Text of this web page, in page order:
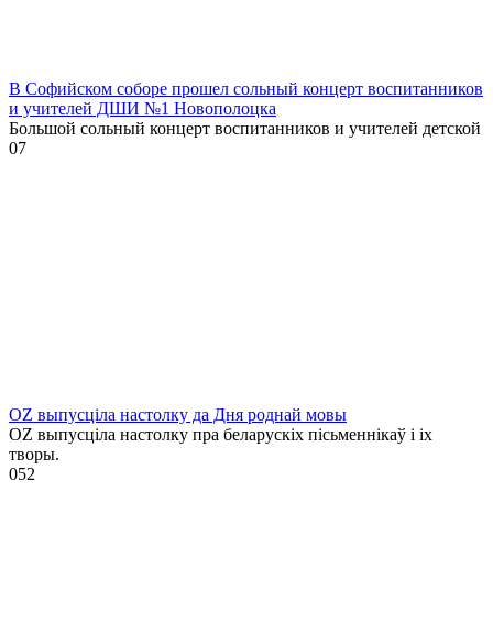
В Софийском соборе прошел сольный концерт воспитанников
и учителей ДШИ №1 Новополоцка
Большой сольный концерт воспитанников и учителей детской
07
OZ выпусціла настолку да Дня роднай мовы
OZ выпусціла настолку пра беларускіх пісьменнікаў і іх
творы.
052